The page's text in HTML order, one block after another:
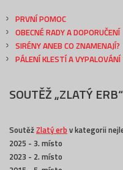
PRVNÍ POMOC
OBECNÉ RADY A DOPORUČENÍ
SIRÉNY ANEB CO ZNAMENAJÍ?
PÁLENÍ KLESTÍ A
SOUTĚŽ „ZLATÝ ERB“
SoutěžZlatý erb v kategorii
2025 - 3. místo
2023 - 2. místo